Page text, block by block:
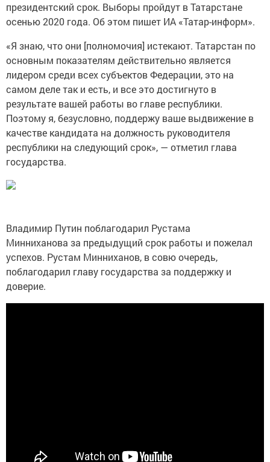
президентский срок. Выборы пройдут в Татарстане
осенью 2020 года. Об этом пишет ИА «Татар-информ».
«Я знаю, что они [полномочия] истекают. Татарстан по
основным показателям действительно является
лидером среди всех субъектов Федерации, это на
самом деле так и есть, и все это достигнуто в
результате вашей работы во главе республики.
Поэтому я, безусловно, поддержу ваше выдвижение в
качестве кандидата на должность руководителя
республики на следующий срок», — отметил глава
государства.
Владимир Путин поблагодарил Рустама
Минниханова за предыдущий срок работы и пожелал
успехов. Рустам Минниханов, в совю очередь,
поблагодарил главу государства за поддержку и
доверие.